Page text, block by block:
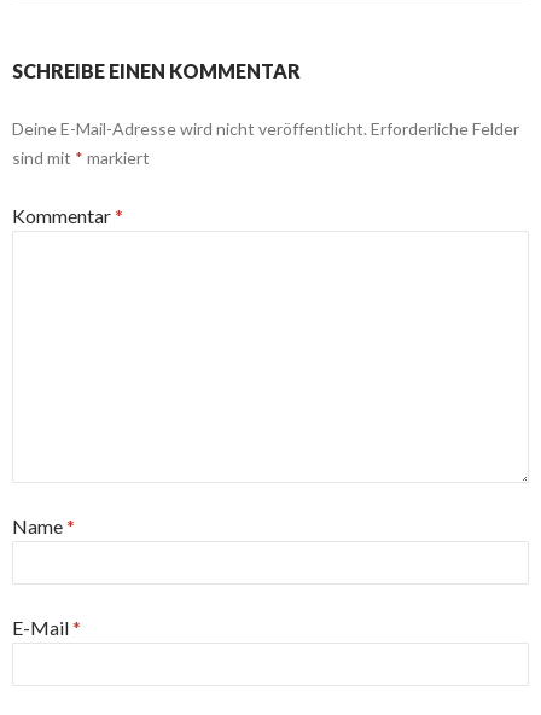
SCHREIBE EINEN KOMMENTAR
Deine E-Mail-Adresse wird nicht veröffentlicht. Erforderliche Felder
sind mit * markiert
Kommentar*
Name*
E-Mail*